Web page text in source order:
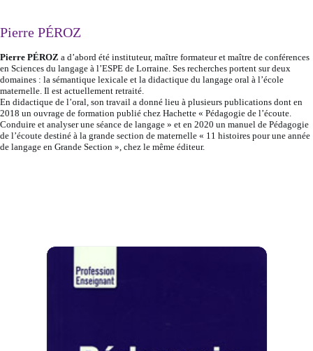
Pierre PÉROZ
Pierre PÉROZ a d’abord été instituteur, maître formateur et maître de conférences
en Sciences du langage à l’ESPE de Lorraine. Ses recherches portent sur deux
domaines : la sémantique lexicale et la didactique du langage oral à l’école
maternelle. Il est actuellement retraité.
En didactique de l’oral, son travail a donné lieu à plusieurs publications dont en
2018 un ouvrage de formation publié chez Hachette « Pédagogie de l’écoute.
Conduire et analyser une séance de langage » et en 2020 un manuel de Pédagogie
de l’écoute destiné à la grande section de maternelle « 11 histoires pour une année
de langage en Grande Section », chez le même éditeur.